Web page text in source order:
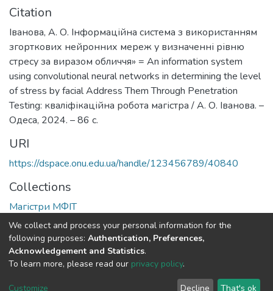
Citation
Іванова, А. О. Інформаційна система з використанням
згорткових нейронних мереж у визначенні рівню
стресу за виразом обличчя» = An information system
using convolutional neural networks in determining the level
of stress by facial Address Them Through Penetration
Testing: кваліфікаційна робота магістра / А. О. Іванова. –
Одеса, 2024. – 86 с.
URI
https://dspace.onu.edu.ua/handle/123456789/40840
Collections
Магістри МФІТ
Full item page
DSpace software copyright © 2009-2026
Cookie End User Send
We collect and process your personal information for the
following purposes: Authentication, Preferences,
Acknowledgement and Statistics.
To learn more, please read our privacy policy.
Customize Decline That's ok